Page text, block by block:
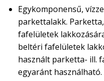
Egykomponensű,
parkettalakk.
fafelületek
beltéri fafelületek
használt parketta- ill.
egyaránt használható.